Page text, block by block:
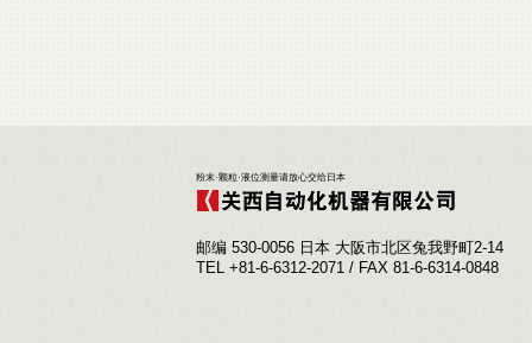
粉末·颗粒·液位测量请放心交给日本
邮编 530-0056 日本 大阪市北区兔我野町2-14
TEL +81-6-6312-2071 / FAX 81-6-6314-0848